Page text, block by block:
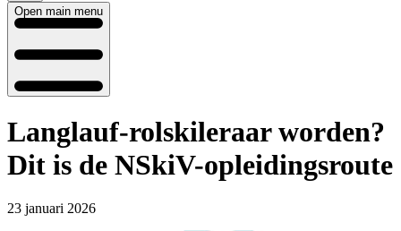
Open main menu
Langlauf-rolskileraar worden?
Dit is de NSkiV-opleidingsroute
23 januari 2026